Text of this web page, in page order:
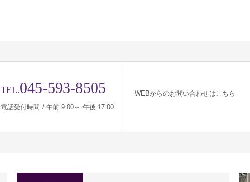
TEL.045-593-8505
電話受付時間 / 午前 9:00～ 午後 17:00
WEBからのお問い合わせはこちら